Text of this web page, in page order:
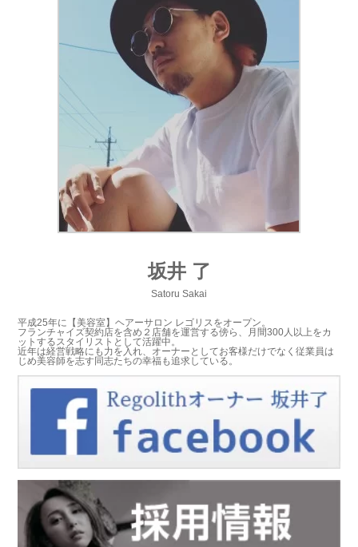
坂井 了
Satoru Sakai
平成25年に【美容室】ヘアーサロン レゴリスをオープン。
フランチャイズ契約店を含め２店舗を運営する傍ら、月間300人以上をカ
ットするスタイリストとして活躍中。
近年は経営戦略にも力を入れ、オーナーとしてお客様だけでなく従業員は
じめ美容師を志す同志たちの幸福も追求している。